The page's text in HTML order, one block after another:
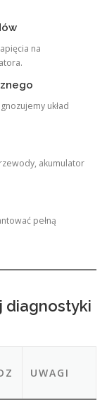
na
układ
akumulator
pełną
diagnostyki
UWAGI